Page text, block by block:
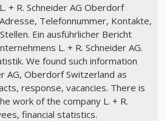
+ R. Schneider AG Oberdorf
Telefonnummer, Kontakte,
Ein ausführlicher Bericht
L. + R. Schneider AG.
We found such information
AG, Oberdorf Switzerland as
response, vacancies. There is
work of the company L. + R.
financial statistics.